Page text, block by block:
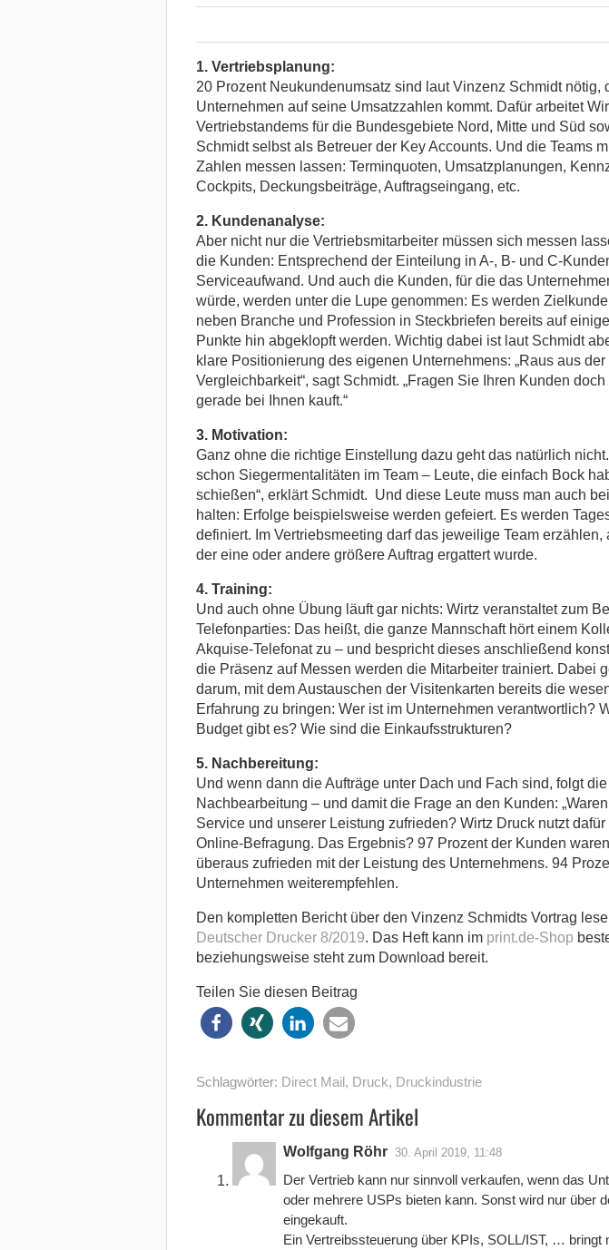
1. Vertriebsplanung:
20 Prozent Neukundenumsatz sind laut Vinzenz Schmidt nötig,
Unternehmen auf seine Umsatzzahlen kommt. Dafür arbeitet
Vertriebstandems für die Bundesgebiete Nord, Mitte und Süd
Schmidt selbst als Betreuer der Key Accounts. Und die Teams
Zahlen messen lassen: Terminquoten, Umsatzplanungen,
Cockpits, Deckungsbeiträge, Auftragseingang, etc.
2. Kundenanalyse:
Aber nicht nur die Vertriebsmitarbeiter müssen sich messen
die Kunden: Entsprechend der Einteilung in A-, B- und C-
Serviceaufwand. Und auch die Kunden, für die das
würde, werden unter die Lupe genommen: Es werden
neben Branche und Profession in Steckbriefen bereits auf
Punkte hin abgeklopft werden. Wichtig dabei ist laut Schmidt
klare Positionierung des eigenen Unternehmens: „Raus aus der
Vergleichbarkeit“, sagt Schmidt. „Fragen Sie Ihren Kunden
gerade bei Ihnen kauft.“
3. Motivation:
Ganz ohne die richtige Einstellung dazu geht das natürlich
schon Siegermentalitäten im Team – Leute, die einfach Bock
schießen“, erklärt Schmidt. Und diese Leute muss man auch
halten: Erfolge beispielsweise werden gefeiert. Es werden
definiert. Im Vertriebsmeeting darf das jeweilige Team erzählen,
der eine oder andere größere Auftrag ergattert wurde.
4. Training:
Und auch ohne Übung läuft gar nichts: Wirtz veranstaltet zum
Telefonparties: Das heißt, die ganze Mannschaft hört einem
Akquise-Telefonat zu – und bespricht dieses anschließend
die Präsenz auf Messen werden die Mitarbeiter trainiert. Dabei
darum, mit dem Austauschen der Visitenkarten bereits die
Erfahrung zu bringen: Wer ist im Unternehmen verantwortlich?
Budget gibt es? Wie sind die Einkaufsstrukturen?
5. Nachbereitung:
Und wenn dann die Aufträge unter Dach und Fach sind, folgt die
Nachbearbeitung – und damit die Frage an den Kunden:
Service und unserer Leistung zufrieden? Wirtz Druck nutzt
Online-Befragung. Das Ergebnis? 97 Prozent der Kunden
überaus zufrieden mit der Leistung des Unternehmens. 94
Unternehmen weiterempfehlen.
Den kompletten Bericht über den Vinzenz Schmidts Vortrag
Deutscher Drucker 8/2019. Das Heft kann im print.de-Shop
beziehungsweise steht zum Download bereit.
Teilen Sie diesen Beitrag
Schlagwörter: Direct Mail, Druck, Druckindustrie
Kommentar zu diesem Artikel
Wolfgang Röhr 30. April 2019, 11:48
Der Vertrieb kann nur sinnvoll verkaufen, wenn das
oder mehrere USPs bieten kann. Sonst wird nur über
eingekauft.
Ein Vertreibssteuerung über KPIs, SOLL/IST, … bringt